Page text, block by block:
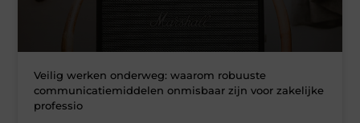
Veilig werken onderweg: waarom robuuste
communicatiemiddelen onmisbaar zijn voor zakelijke
professio